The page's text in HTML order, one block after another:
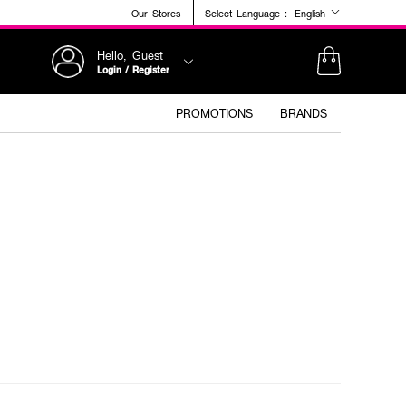
Our Stores Select Language : English
Hello, Guest
Login / Register
PROMOTIONS BRANDS